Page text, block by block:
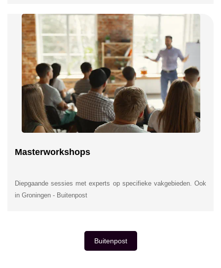
Masterworkshops
Diepgaande sessies met experts op specifieke vakgebieden. Ook
in Groningen - Buitenpost
Buitenpost